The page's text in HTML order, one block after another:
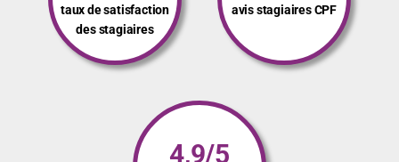
taux de satisfaction
des stagiaires
avis stagiaires CPF
4,9/5